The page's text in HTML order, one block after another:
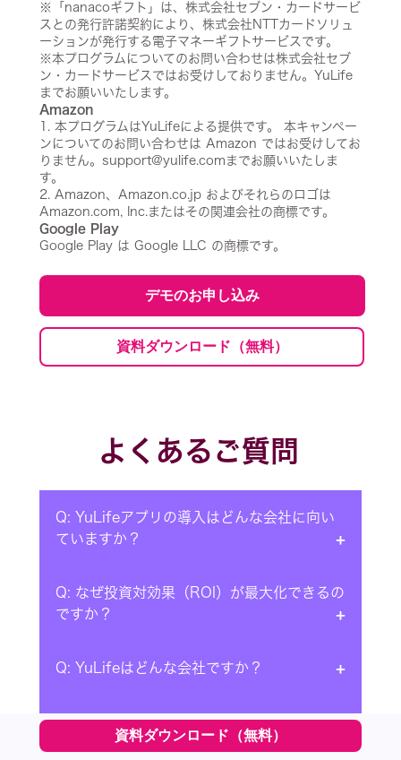
※「nanacoギフト」は、株式会社セブン・カードサービ
スとの発行許諾契約により、株式会社NTTカードソリュ
ーションが発行する電子マネーギフトサービスです。
※本プログラムについてのお問い合わせは株式会社セブ
ン・カードサービスではお受けしておりません。YuLife
までお願いいたします。
Amazon
1. 本プログラムはYuLifeによる提供です。 本キャンペー
ンについてのお問い合わせは Amazon ではお受けしてお
りません。support@yulife.comまでお願いいたしま
す。
2. Amazon、 Amazon.co.jp およびそれらのロゴは
Amazon.com, Inc.またはその関連会社の商標です。
Google Play
Google Play は Google LLC の商標です。
デモのお申し込み
資料ダウンロード（無料）
よくあるご質問
Q: YuLifeアプリの導入はどんな会社に向い
ていますか？
A: YuLifeは大企業さまから中小企業さまま
で、幅広い規模や業種のお客さまにご利用い
率や採用難に課題をお持ちの企業さま、ま
えの企業さまから高い評価をいただいており
Q: なぜ投資対効果（ROI）が最大化できるの
ですか？
A: YuLifeは、第三者の研究機関（Forrester
Impact™（TEI）調査を依頼し、YuLifeによ
るサービス提供が従来のプロバイダーと比較
Q: YuLifeはどんな会社ですか？
A: YuLifeは、団体保険*と従業員向けの福利
Q: YuLifeアプリはどんな特長があります
資料ダウンロード（無料）